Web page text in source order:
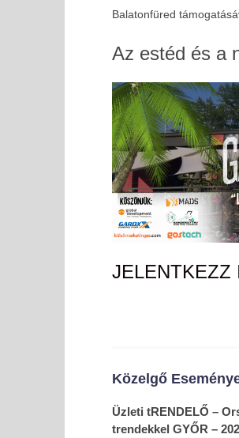
Balatonfüred
Az estéd és a
JELENTKEZZ
Közelgő
Üzleti tRENDELŐ –
trendekkel GYŐR –